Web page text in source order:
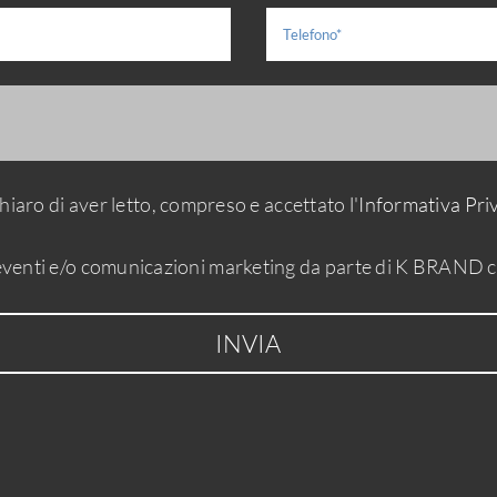
di aver letto, compreso e accettato l'Informativa
e/o comunicazioni marketing da parte di K BRAND